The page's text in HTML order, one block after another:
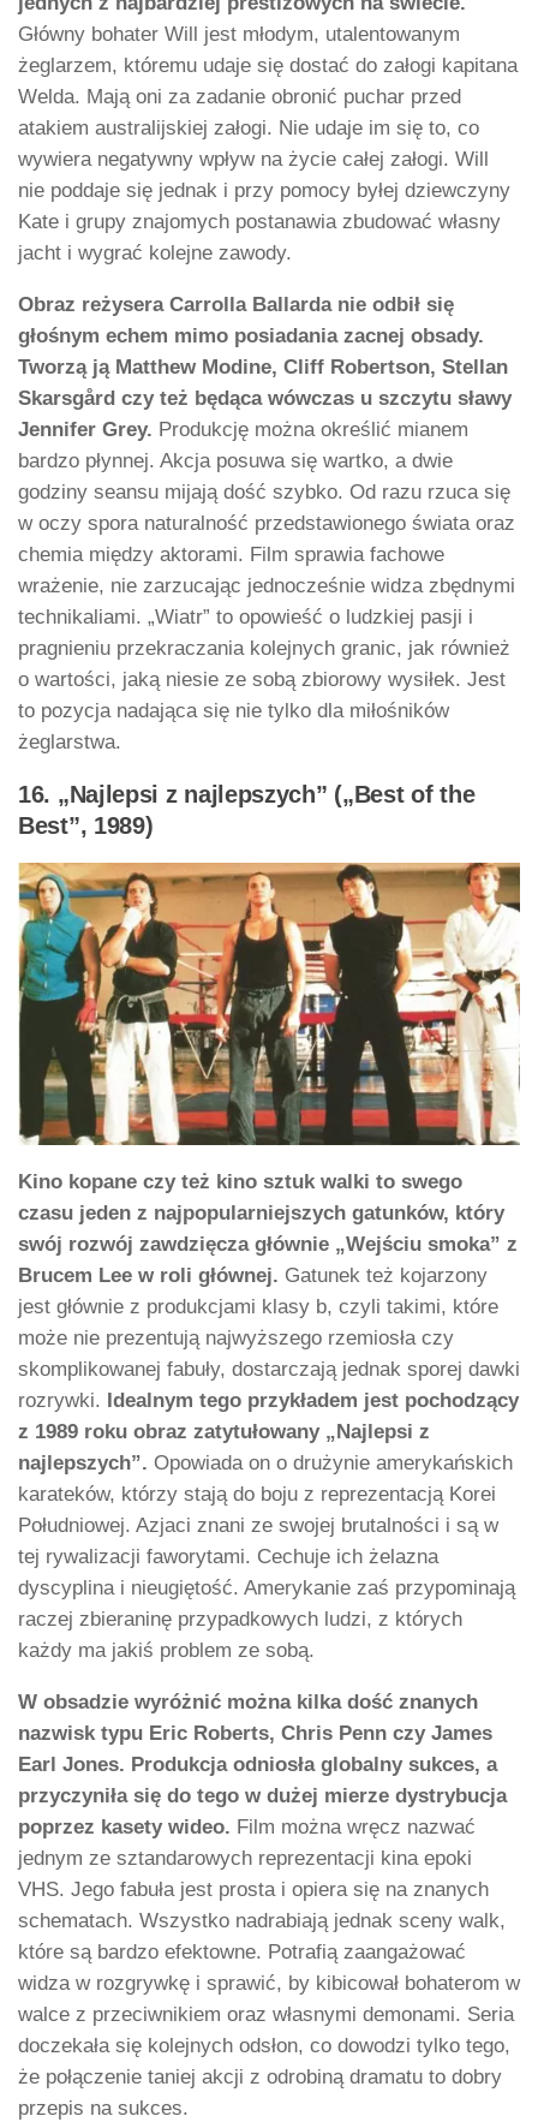
Główny bohater Will jest młodym, utalentowanym
żeglarzem, któremu udaje się dostać do załogi kapitana
Welda. Mają oni za zadanie obronić puchar przed
atakiem australijskiej załogi. Nie udaje im się to, co
wywiera negatywny wpływ na życie całej załogi. Will
nie poddaje się jednak i przy pomocy byłej dziewczyny
Kate i grupy znajomych postanawia zbudować własny
jacht i wygrać kolejne zawody.
Obraz reżysera Carrolla Ballarda nie odbił się
głośnym echem mimo posiadania zacnej obsady.
Tworzą ją Matthew Modine, Cliff Robertson, Stellan
Skarsgård czy też będąca wówczas u szczytu sławy
Jennifer Grey. Produkcję można określić mianem
bardzo płynnej. Akcja posuwa się wartko, a dwie
godziny seansu mijają dość szybko. Od razu rzuca się
w oczy spora naturalność przedstawionego świata oraz
chemia między aktorami. Film sprawia fachowe
wrażenie, nie zarzucając jednocześnie widza zbędnymi
technikaliami. „Wiatr” to opowieść o ludzkiej pasji i
pragnieniu przekraczania kolejnych granic, jak również
o wartości, jaką niesie ze sobą zbiorowy wysiłek. Jest
to pozycja nadająca się nie tylko dla miłośników
żeglarstwa.
16. „Najlepsi z najlepszych” („Best of the
Best”, 1989)
Kino kopane czy też kino sztuk walki to swego
czasu jeden z najpopularniejszych gatunków, który
swój rozwój zawdzięcza głównie „Wejściu smoka” z
Brucem Lee w roli głównej. Gatunek też kojarzony
jest głównie z produkcjami klasy b, czyli takimi, które
może nie prezentują najwyższego rzemiosła czy
skomplikowanej fabuły, dostarczają jednak sporej dawki
rozrywki. Idealnym tego przykładem jest pochodzący
z 1989 roku obraz zatytułowany „Najlepsi z
najlepszych”. Opowiada on o drużynie amerykańskich
karateków, którzy stają do boju z reprezentacją Korei
Południowej. Azjaci znani ze swojej brutalności i są w
tej rywalizacji faworytami. Cechuje ich żelazna
dyscyplina i nieugiętość. Amerykanie zaś przypominają
raczej zbieraninę przypadkowych ludzi, z których
każdy ma jakiś problem ze sobą.
W obsadzie wyróżnić można kilka dość znanych
nazwisk typu Eric Roberts, Chris Penn czy James
Earl Jones. Produkcja odniosła globalny sukces, a
przyczyniła się do tego w dużej mierze dystrybucja
poprzez kasety wideo. Film można wręcz nazwać
jednym ze sztandarowych reprezentacji kina epoki
VHS. Jego fabuła jest prosta i opiera się na znanych
schematach. Wszystko nadrabiają jednak sceny walk,
które są bardzo efektowne. Potrafią zaangażować
widza w rozgrywkę i sprawić, by kibicował bohaterom w
walce z przeciwnikiem oraz własnymi demonami. Seria
doczekała się kolejnych odsłon, co dowodzi tylko tego,
że połączenie taniej akcji z odrobiną dramatu to dobry
przepis na sukces.